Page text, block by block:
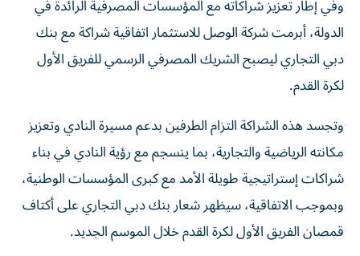
وفي إطار تعزيز شراكاته مع المؤسسات المصرفية الرائدة في
الدولة، أبرمت شركة الوصل للاستثمار اتفاقية شراكة مع بنك
دبي التجاري ليصبح الشريك المصرفي الرسمي للفريق الأول
لكرة القدم.
وتجسد هذه الشراكة التزام الطرفين بدعم مسيرة النادي وتعزيز
مكانته الرياضية والتجارية، بما ينسجم مع رؤية النادي في بناء
شراكات إستراتيجية طويلة الأمد مع كبرى المؤسسات الوطنية،
وبموجب الاتفاقية، سيظهر شعار بنك دبي التجاري على أكتاف
قمصان الفريق الأول لكرة القدم خلال الموسم الجديد.